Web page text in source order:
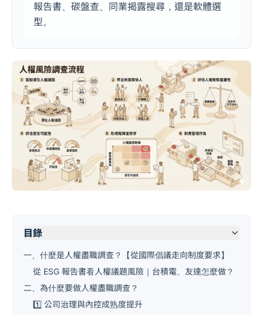
報告書、碳盤查、同業揭露搜尋，還是軟體選
型。
目錄
一、什麼是人權盡職調查？【從國際倡議走向制度要求】
從 ESG 報告書看人權議題風險｜台積電、友達怎麼做？
二、為什麼要做人權盡職調查？
1️⃣ 公司治理與內控成熟度提升